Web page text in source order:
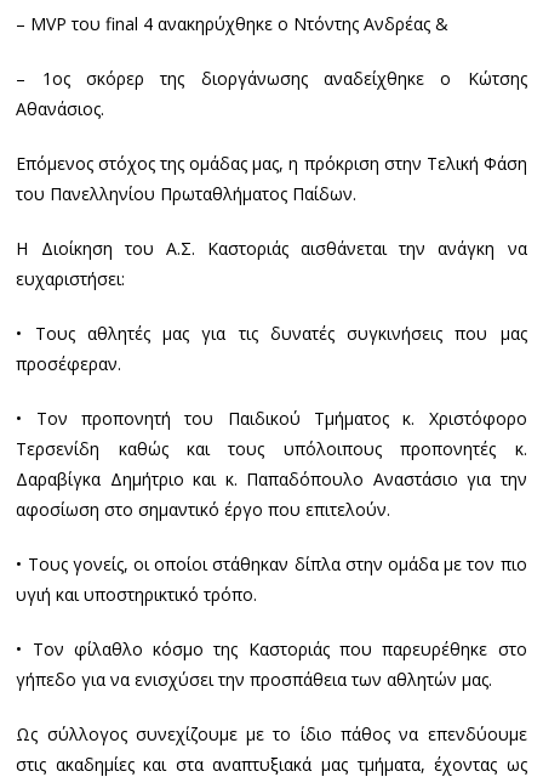
– MVP του final 4 ανακηρύχθηκε ο Ντόντης Ανδρέας &
– 1ος σκόρερ της διοργάνωσης αναδείχθηκε ο Κώτσης
Αθανάσιος.
Επόμενος στόχος της ομάδας μας, η πρόκριση στην Τελική Φάση
του Πανελληνίου Πρωταθλήματος Παίδων.
Η Διοίκηση του Α.Σ. Καστοριάς αισθάνεται την ανάγκη να
ευχαριστήσει:
• Τους αθλητές μας για τις δυνατές συγκινήσεις που μας
προσέφεραν.
• Τον προπονητή του Παιδικού Τμήματος κ. Χριστόφορο
Τερσενίδη καθώς και τους υπόλοιπους προπονητές κ.
Δαραβίγκα Δημήτριο και κ. Παπαδόπουλο Αναστάσιο για την
αφοσίωση στο σημαντικό έργο που επιτελούν.
• Τους γονείς, οι οποίοι στάθηκαν δίπλα στην ομάδα με τον πιο
υγιή και υποστηρικτικό τρόπο.
• Τον φίλαθλο κόσμο της Καστοριάς που παρευρέθηκε στο
γήπεδο για να ενισχύσει την προσπάθεια των αθλητών μας.
Ως σύλλογος συνεχίζουμε με το ίδιο πάθος να επενδύουμε
στις ακαδημίες και στα αναπτυξιακά μας τμήματα, έχοντας ως